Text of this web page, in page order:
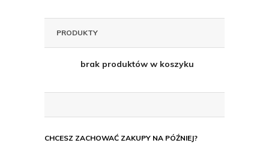
PRODUKTY
brak produktów w koszyku
CHCESZ ZACHOWAĆ ZAKUPY NA PÓŹNIEJ?